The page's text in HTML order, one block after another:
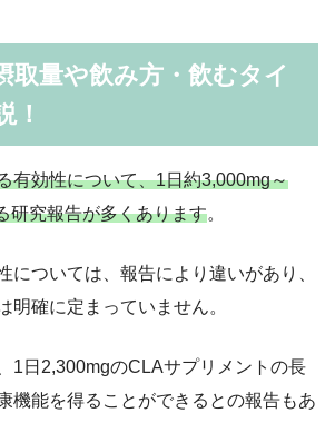
取量や飲み方・飲むタイ
！
有効性について、1日約3,000mg～
研究報告が多くあります。
については、報告により違いがあり、
明確に定まっていません。
1日2,300mgのCLAサプリメントの長
機能を得ることができるとの報告もあ